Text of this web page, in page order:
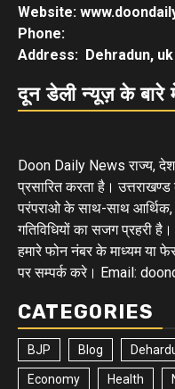
Website:
Phone:
Address: Dehradun, uk
दून डेली न्यूज़ के बारे
Doon Daily News राज्य,
प्रसारित करता है।
परंपराओ के साथ-साथ आर्थिक,
गतिविधियों का सजग प्रहरी
हमारे फोन नंबर के माध्यम या
पर सम्पर्क करे। Email:
CATEGORIES
BJP Blog
Economy Health